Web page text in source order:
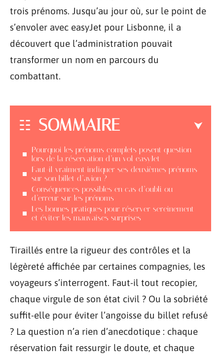
trois prénoms. Jusqu’au jour où, sur le point de
s’envoler avec easyJet pour Lisbonne, il a
découvert que l’administration pouvait
transformer un nom en parcours du
combattant.
SOMMAIRE
Pourquoi les prénoms complets posent question
lors de la réservation d’un vol easyJet
Faut-il vraiment indiquer ses deuxièmes prénoms
sur son billet d’avion ?
Conséquences possibles en cas d’oubli ou
d’erreur sur les prénoms
Les bonnes pratiques pour réserver sereinement
et éviter les mauvaises surprises
Tiraillés entre la rigueur des contrôles et la
légèreté affichée par certaines compagnies, les
voyageurs s’interrogent. Faut-il tout recopier,
chaque virgule de son état civil ? Ou la sobriété
suffit-elle pour éviter l’angoisse du billet refusé
? La question n’a rien d’anecdotique : chaque
réservation fait ressurgir le doute, et chaque